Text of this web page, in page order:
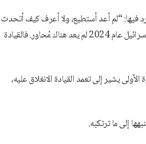
فيها: “لم أعد أستطيع، ولا أعرف كيف أتحدث
مع حزب الله. في زمن نصرالله كنت أستطيع التواصل معه والنقاش، ولكن منذ اغتياله على يد إسرائيل عام 2024 لم يعد هناك مُحاور. فالقيادة
يشير إلى تعمد القيادة الانغلاق عليه،
إلى ما ترتكبه.